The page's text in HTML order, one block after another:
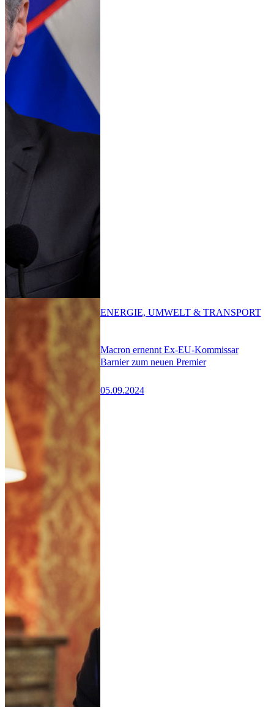
Macron ernennt Ex-EU-Kommissar
Barnier zum neuen Premier
05.09.2024
ENERGIE, UMWELT & TRANSPORT